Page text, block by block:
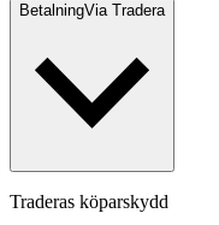
BetalningVia Tradera
Traderas köparskydd